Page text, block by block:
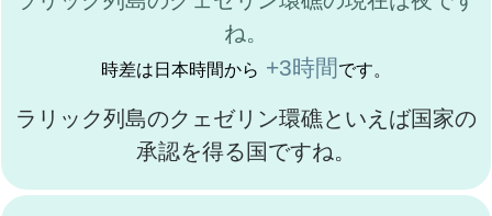
ね。
時差は日本時間から +3時間 です。
ラリック列島のクェゼリン環礁といえば国家の
承認を得る国ですね。